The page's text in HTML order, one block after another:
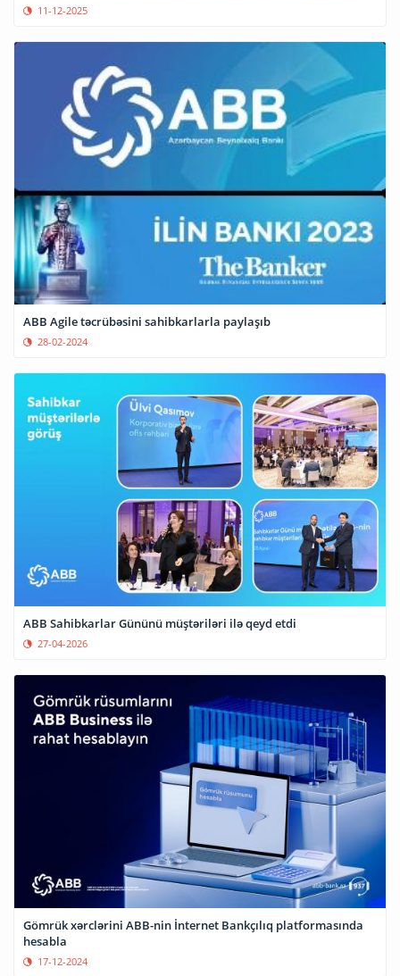
11-12-2025
ABB Agile təcrübəsini sahibkarlarla paylaşıb
28-02-2024
ABB Sahibkarlar Gününü müştəriləri ilə qeyd etdi
27-04-2026
Gömrük xərclərini ABB-nin İnternet Bankçılıq platformasında
hesabla
17-12-2024